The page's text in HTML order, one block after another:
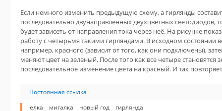
Если немного изменить предыдущую схему, а гирлянды
последовательно двунаправленных двухцветных светодиодов,
будет зависеть от направления тока через неё. На рисунке
работу с четырьмя такими гирляндами. В исходном состоянии
например, красного (зависит от того, как они подключены),
меняют цвет на зеленый. После того как все четыре становятся
последовательное изменение цвета на красный. И так
Постоянная ссылка
ёлка
мигалка новый год гирлянда